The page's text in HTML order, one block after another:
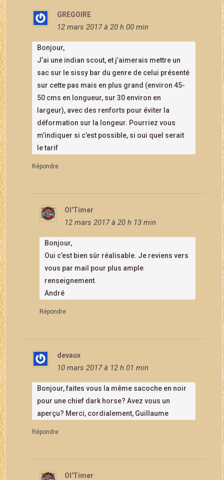
GREGOIRE
12 mars 2017 à 20 h 00 min
Bonjour,
J’ai une indian scout, et j’aimerais mettre un
sac sur le sissy bar du genre de celui présenté
sur cette pas mais en plus grand (environ 45-
50 cms en longueur, sur 30 environ en
largeur), avec des renforts pour éviter la
déformation sur la longeur. Pourriez vous
m’indiquer si c’est possible, si oui quel serait
le tarif
Répondre
Ol'Timer
12 mars 2017 à 20 h 13 min
Bonjour,
Oui c’est bien sûr réalisable. Je reviens vers
vous par mail pour plus ample
renseignement.
André
Répondre
devaux
10 mars 2017 à 12 h 01 min
Bonjour, faites vous la même sacoche en noir
pour une chief dark horse? Avez vous un
aperçu? Merci, cordialement, Guillaume
Répondre
Ol'Timer